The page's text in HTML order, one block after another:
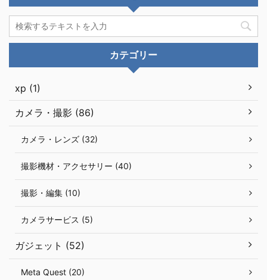
カテゴリー
xp (1)
カメラ・撮影 (86)
カメラ・レンズ (32)
撮影機材・アクセサリー (40)
撮影・編集 (10)
カメラサービス (5)
ガジェット (52)
Meta Quest (20)